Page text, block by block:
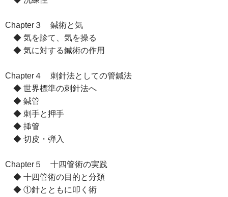
Chapter３ 鍼術と気
◆ 気を診て、気を操る
◆ 気に対する鍼術の作用
Chapter４ 刺針法としての管鍼法
◆ 世界標準の刺針法へ
◆ 鍼管
◆ 刺手と押手
◆ 挿管
◆ 切皮・弾入
Chapter５ 十四管術の実践
◆ 十四管術の目的と分類
◆ ①針とともに叩く術